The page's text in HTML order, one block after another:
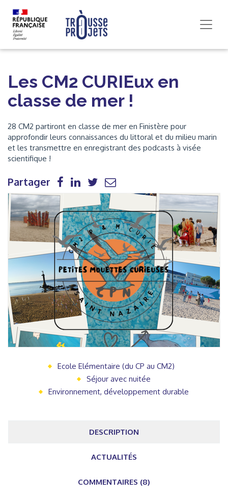
Les CM2 CURIEux en
classe de mer !
28 CM2 partiront en classe de mer en Finistère pour
approfondir leurs connaissances du littoral et du milieu marin
et les transmettre en enregistrant des podcasts à visée
scientifique !
Partager
Ecole Elémentaire (du CP au CM2)
Séjour avec nuitée
Environnement, développement durable
DESCRIPTION
ACTUALITÉS
COMMENTAIRES (8)